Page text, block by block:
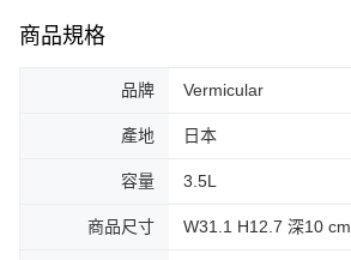
商品規格
品牌 Vermicular
產地 日本
容量 3.5L
商品尺寸 W31.1 H12.7 深10 cm